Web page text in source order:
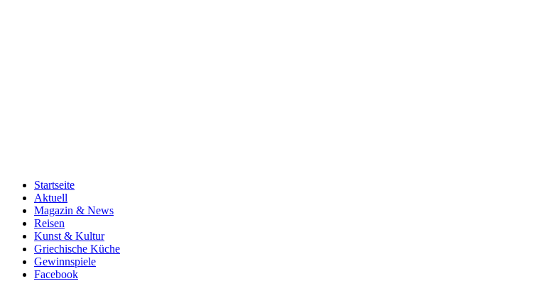
Startseite
Aktuell
Magazin & News
Reisen
Kunst & Kultur
Griechische Küche
Gewinnspiele
Facebook